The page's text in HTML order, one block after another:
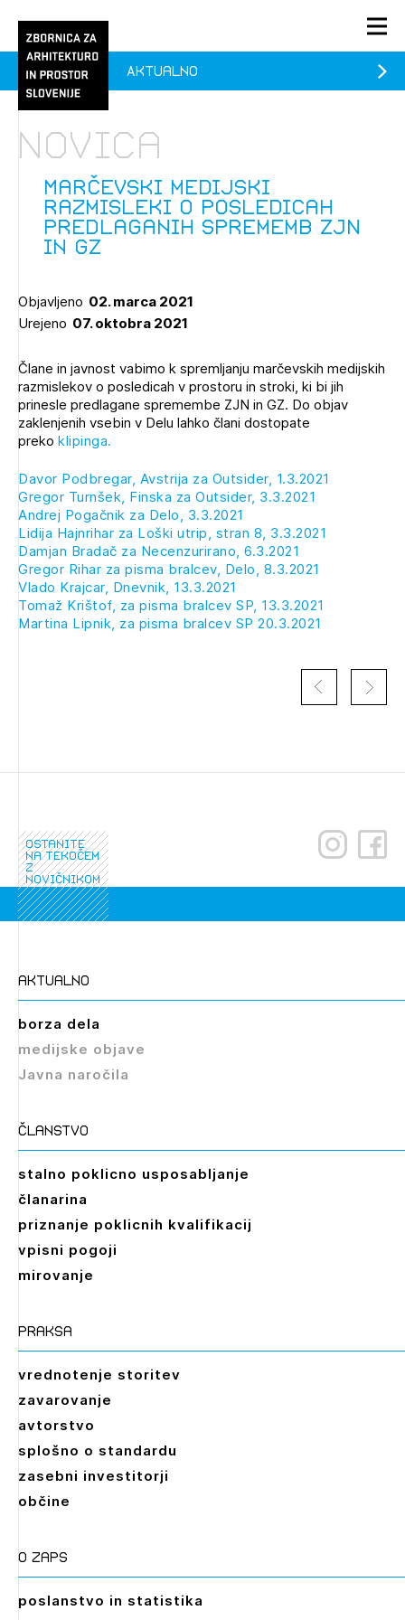
PRIJAVA
Aktualno
Članstvo
Praksa
O ZAPS
registriranim uporabnikom. Da lahko do nje
dostopate, se je potrebno prijaviti.
1/1
Pozdravljeni
Prijavite se s svojim ZAPS uporabniškim imenom in geslom.
PRIJAVITE SE
POZABLJENO GESLO
REGISTRIRAJTE SE
Marčevski medijski
razmisleki o posledicah
predlaganih sprememb ZJN
in GZ
Novica
Aktualno
Objavljeno 02. marca 2021
Urejeno 07. oktobra 2021
Člane in javnost vabimo k spremljanju marčevskih medijskih
razmislekov o posledicah v prostoru in stroki, ki bi jih
prinesle predlagane spremembe ZJN in GZ. Do objav
zaklenjenih vsebin v Delu lahko člani dostopate
preko klipinga.
Davor Podbregar, Avstrija za Outsider, 1.3.2021
Gregor Turnšek, Finska za Outsider, 3.3.2021
Andrej Pogačnik za Delo, 3.3.2021
Lidija Hajnrihar za Loški utrip, stran 8, 3.3.2021
Damjan Bradač za Necenzurirano, 6.3.2021
Gregor Rihar za pisma bralcev, Delo, 8.3.2021
Vlado Krajcar, Dnevnik, 13.3.2021
Tomaž Krištof, za pisma bralcev SP, 13.3.2021
Martina Lipnik, za pisma bralcev SP 20.3.2021
ostanite
na tekočem
z
novičnikom
aktualno
borza dela
medijske objave
Javna naročila
članstvo
stalno poklicno usposabljanje
članarina
priznanje poklicnih kvalifikacij
vpisni pogoji
mirovanje
praksa
vrednotenje storitev
zavarovanje
avtorstvo
splošno o standardu
zasebni investitorji
občine
O zaps
poslanstvo in statistika
1/2
Prijava na novičnik
Ostanite na tekočem z novicami in se naročite na
Novičnik izobraževanj
Novičnik natečajev
Tedenski novičnik javnih naročil
Dnevne medijske objave
NAPREJ